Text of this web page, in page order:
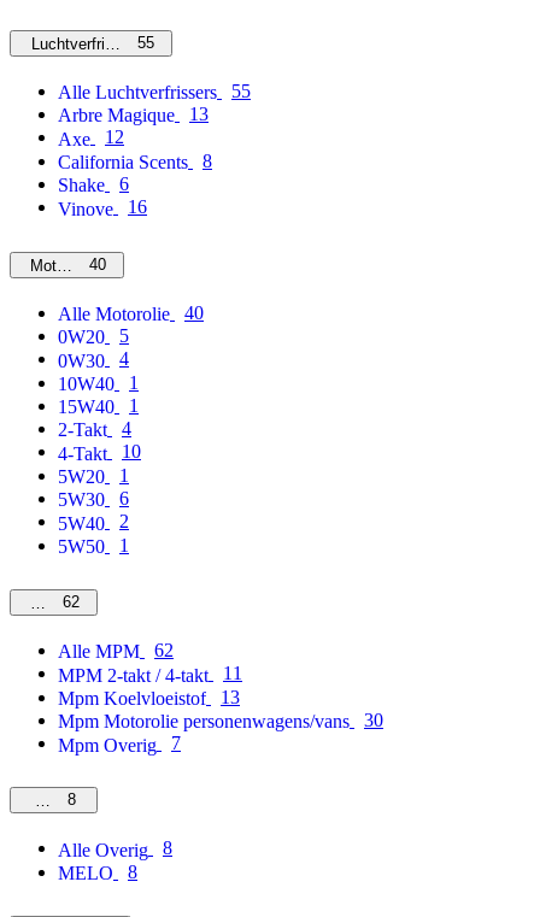
Luchtverfrissers55
Alle Luchtverfrissers
55
Arbre Magique
13
Axe
12
California Scents
8
Shake
6
Vinove
16
Motorolie40
Alle Motorolie
40
0W20
5
0W30
4
10W40
1
15W40
1
2-Takt
4
4-Takt
10
5W20
1
5W30
6
5W40
2
5W50
1
MPM62
Alle MPM
62
MPM 2-takt / 4-takt
11
Mpm Koelvloeistof
13
Mpm Motorolie personenwagens/vans
30
Mpm Overig
7
Overig
8
Alle Overig
8
MELO
8